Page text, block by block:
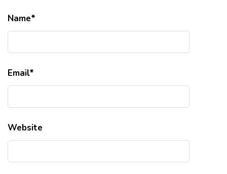
Name*
Email*
Website